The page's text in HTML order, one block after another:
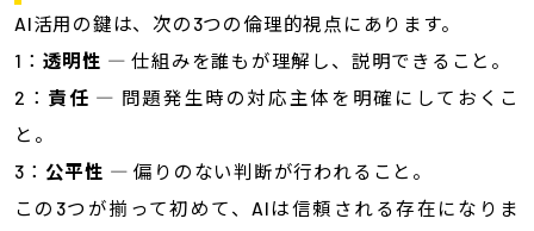
AI活用の鍵は、次の3つの倫理的視点にあります。
1： 透明性 ― 仕組みを誰もが理解し、説明できること。
2： 責任 ― 問題発生時の対応主体を明確にしておくこ
と。
3： 公平性 ― 偏りのない判断が行われること。
この3つが揃って初めて、AIは信頼される存在になりま